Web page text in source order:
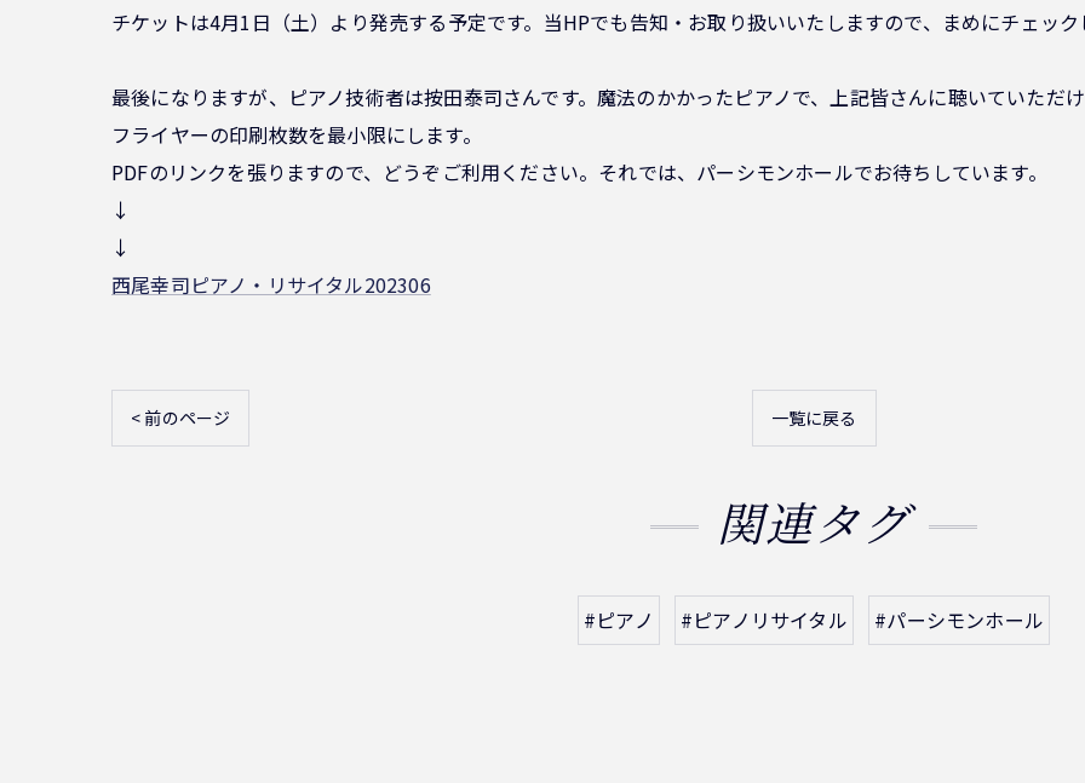
チケットは4月1日（土）より発売する予定です。当HPでも告知・お取り扱いいたしますので、まめにチェッ
最後になりますが、ピアノ技術者は按田泰司さんです。魔法のかかったピアノで、上記皆さんに聴いていただ
フライヤーの印刷枚数を最小限にします。
PDFのリンクを張りますので、どうぞご利用ください。それでは、パーシモンホールでお待ちしています。
↓
↓
西尾幸司ピアノ・リサイタル202306
< 前のページ 一覧に戻る
関連タグ
#ピアノ #ピアノリサイタル #パーシモンホール